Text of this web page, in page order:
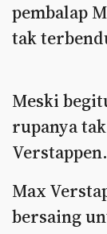
pembalap
tak
Meski
rupanya
Verstappen.
Max
bersaing